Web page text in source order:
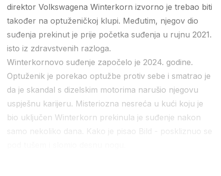
direktor Volkswagena Winterkorn izvorno je trebao biti
također na optuženičkoj klupi. Međutim, njegov dio
suđenja prekinut je prije početka suđenja u rujnu 2021.
isto iz zdravstvenih razloga.
Winterkornovo suđenje započelo je 2024. godine.
Optuženik je porekao optužbe protiv sebe i smatrao je
da je skandal s dizelskim motorima narušio njegovu
uspješnu karijeru. Misteriozna nesreća u kući koju je
bio uključen Winterkorn prekinula je suđenje nakon
samo nekoliko dana. Kako je pisao Bild - poskliznuo se